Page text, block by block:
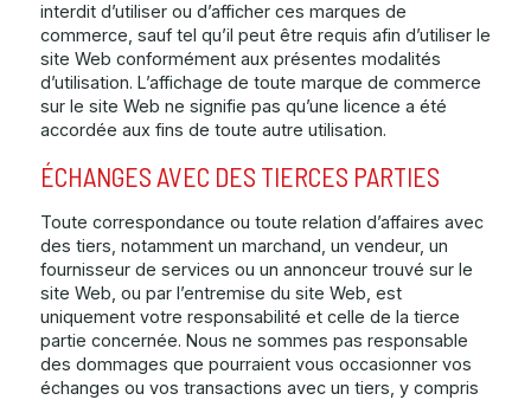
interdit d’utiliser ou d’afficher ces marques de
commerce, sauf tel qu’il peut être requis afin d’utiliser le
site Web conformément aux présentes modalités
d’utilisation. L’affichage de toute marque de commerce
sur le site Web ne signifie pas qu’une licence a été
accordée aux fins de toute autre utilisation.
ÉCHANGES AVEC DES TIERCES PARTIES
Toute correspondance ou toute relation d’affaires avec
des tiers, notamment un marchand, un vendeur, un
fournisseur de services ou un annonceur trouvé sur le
site Web, ou par l’entremise du site Web, est
uniquement votre responsabilité et celle de la tierce
partie concernée. Nous ne sommes pas responsable
des dommages que pourraient vous occasionner vos
échanges ou vos transactions avec un tiers, y compris